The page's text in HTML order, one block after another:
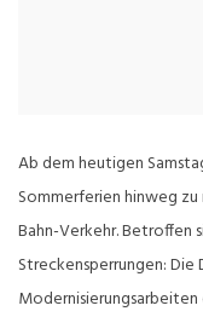
Ab dem heutigen
Sommerferien hinweg
Bahn-Verkehr. Betroffen
Streckensperrungen:
Modernisierungsarbeiten